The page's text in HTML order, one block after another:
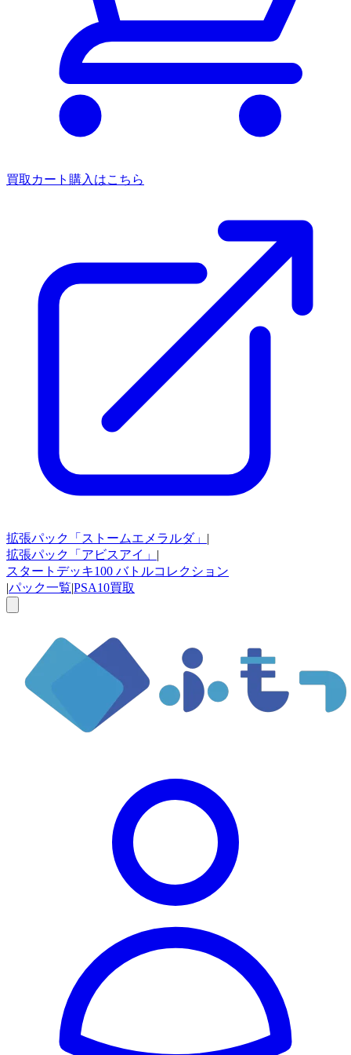
買取カート 購入はこちら
拡張パック 「ストームエメラルダ」 |
拡張パック
「アビスアイ」 |
スタートデッキ100 バトルコレクション
|パック一覧|PSA10買取